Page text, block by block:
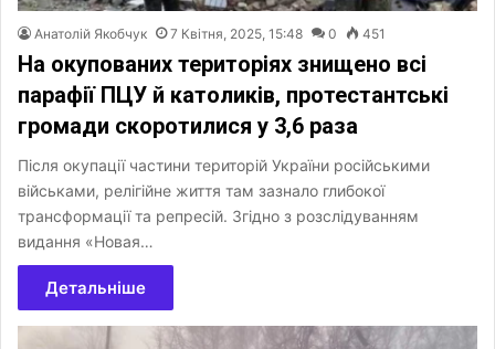
Анатолій Якобчук 7 Квітня, 2025, 15:48 0 451
На окупованих територіях знищено всі
парафії ПЦУ й католиків, протестантські
громади скоротилися у 3,6 раза
Після окупації частини територій України російськими
військами, релігійне життя там зазнало глибокої
трансформації та репресій. Згідно з розслідуванням
видання «Новая…
Детальніше